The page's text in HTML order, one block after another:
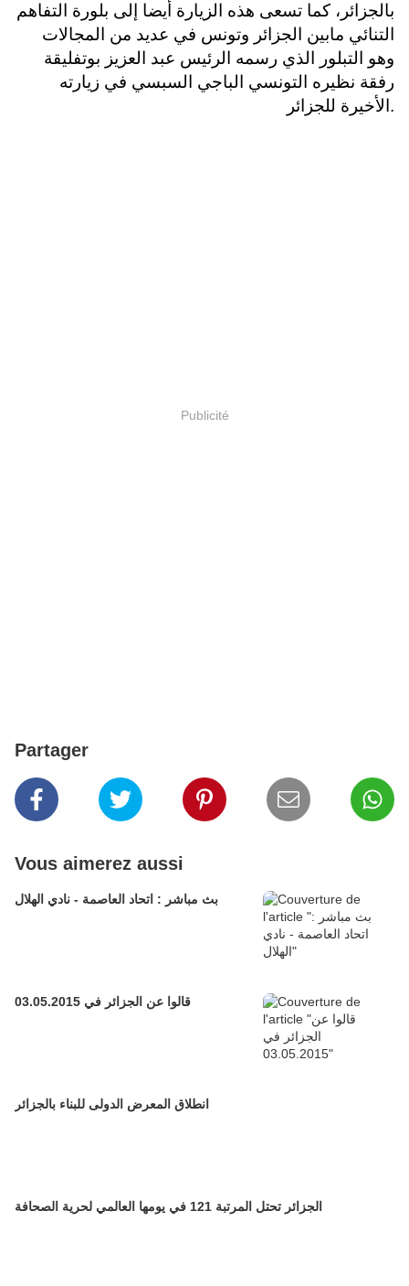
بالجزائر، كما تسعى هذه الزيارة أيضا إلى بلورة التفاهم
التنائي مابين الجزائر وتونس في عديد من المجالات
وهو التبلور الذي رسمه الرئيس عبد العزيز بوتفليقة
رفقة نظيره التونسي الباجي السبسي في زيارته
الأخيرة للجزائر.
Publicité
Partager
Vous aimerez aussi
بث مباشر : اتحاد العاصمة - نادي الهلال
قالوا عن الجزائر في 03.05.2015
انطلاق المعرض الدولى للبناء بالجزائر
الجزائر تحتل المرتبة 121 في يومها العالمي لحرية الصحافة